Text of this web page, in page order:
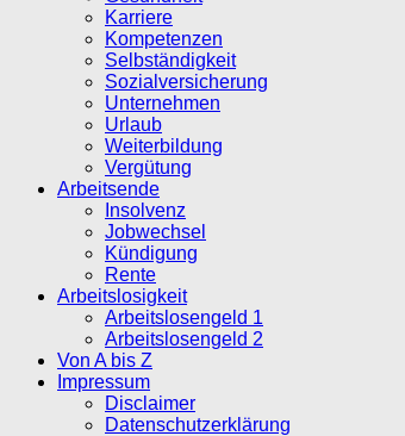
Karriere
Kompetenzen
Selbständigkeit
Sozialversicherung
Unternehmen
Urlaub
Weiterbildung
Vergütung
Arbeitsende
Insolvenz
Jobwechsel
Kündigung
Rente
Arbeitslosigkeit
Arbeitslosengeld 1
Arbeitslosengeld 2
Von A bis Z
Impressum
Disclaimer
Datenschutzerklärung